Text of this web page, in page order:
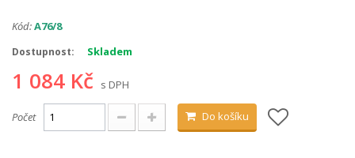
Kód:A76/8
Dostupnost: Skladem
1 084 Kč s DPH
Počet Do košíku